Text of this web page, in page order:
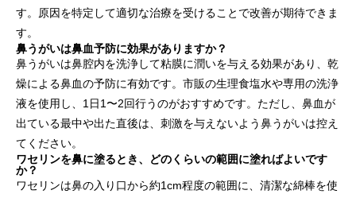
す。原因を特定して適切な治療を受けることで改善が期待できま
す。
鼻うがいは鼻血予防に効果がありますか？
鼻うがいは鼻腔内を洗浄して粘膜に潤いを与える効果があり、乾
燥による鼻血の予防に有効です。市販の生理食塩水や専用の洗浄
液を使用し、1日1〜2回行うのがおすすめです。ただし、鼻血が
出ている最中や出た直後は、刺激を与えないよう鼻うがいは控え
てください。
ワセリンを鼻に塗るとき、どのくらいの範囲に塗ればよいです
か？
ワセリンは鼻の入り口から約1cm程度の範囲に、清潔な綿棒を使